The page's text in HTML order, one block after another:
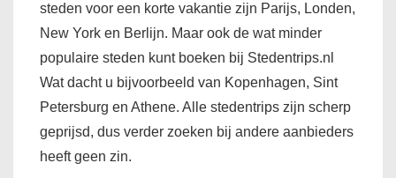
steden voor een korte vakantie zijn Parijs, Londen,
New York en Berlijn. Maar ook de wat minder
populaire steden kunt boeken bij Stedentrips.nl
Wat dacht u bijvoorbeeld van Kopenhagen, Sint
Petersburg en Athene. Alle stedentrips zijn scherp
geprijsd, dus verder zoeken bij andere aanbieders
heeft geen zin.